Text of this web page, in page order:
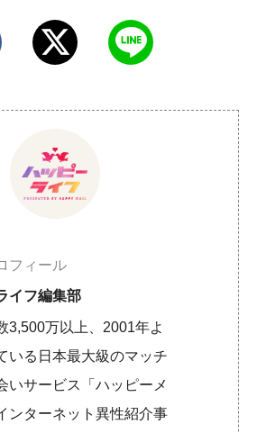
フィール
イフ編集部
3,500万以上、2001年よ
いる日本最大級のマッチ
いサービス「ハッピーメ
ンターネット異性紹介事